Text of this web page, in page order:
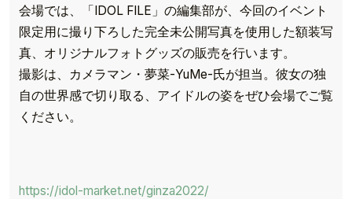
会場では、「IDOL FILE」の編集部が、今回のイベント
限定用に撮り下ろした完全未公開写真を使用した額装写
真、オリジナルフォトグッズの販売を行います。
撮影は、カメラマン・夢菜-YuMe-氏が担当。彼女の独
自の世界感で切り取る、アイドルの姿をぜひ会場でご覧
ください。
https://idol-market.net/ginza2022/